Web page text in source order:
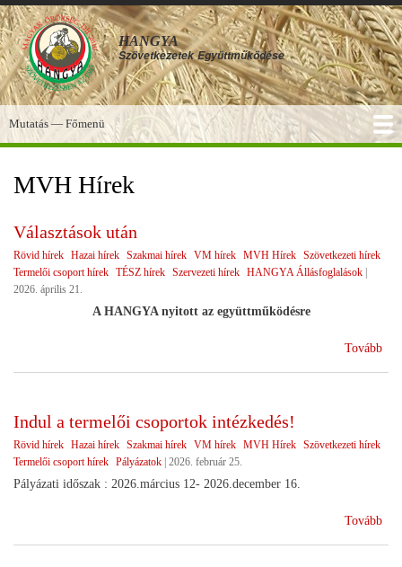
Ugrás
a
tartalomra
HANGYA
Szövetkezetek Együttműködése
Főmenü
Mutatás — Főmenü
MVH Hírek
Választások után
Rövid hírek Hazai hírek Szakmai hírek VM hírek MVH Hírek Szövetkezeti hírek
Termelői csoport hírek TÉSZ hírek Szervezeti hírek HANGYA Állásfoglalások
2026. április 21.
A HANGYA nyitott az együttműködésre
Tovább
Indul a termelői csoportok intézkedés!
Rövid hírek Hazai hírek Szakmai hírek VM hírek MVH Hírek Szövetkezeti hírek
Termelői csoport hírek Pályázatok | 2026. február 25.
Pályázati időszak : 2026.március 12- 2026.december 16.
Tovább